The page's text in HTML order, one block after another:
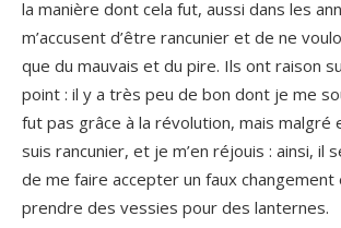
la manière dont cela fut, aussi dans les
m’accusent d’être rancunier et de ne
que du mauvais et du pire. Ils ont raison
point : il y a très peu de bon dont je me
fut pas grâce à la révolution, mais malgré
suis rancunier, et je m’en réjouis : ainsi, il
de me faire accepter un faux
prendre des vessies pour des lanternes.